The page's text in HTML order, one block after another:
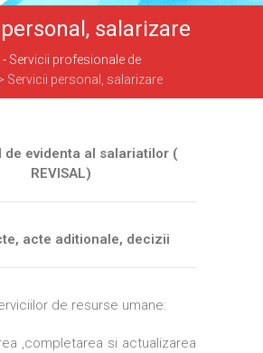
salarizare
Servicii profesionale de
Servicii personal, salarizare
de evidenta al salariatilor (
REVISAL)
acte aditionale, decizii
de resurse umane:
,completarea si actualizarea